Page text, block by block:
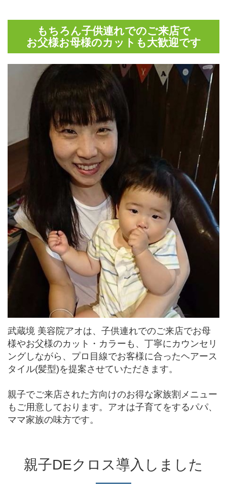
もちろん子供連れでのご来店で
お父様お母様のカットも大歓迎です
武蔵境 美容院アオは、子供連れでのご来店でお母
様やお父様のカット・カラーも、丁寧にカウンセリ
ングしながら、プロ目線でお客様に合ったヘアース
タイル(髪型)を提案させていただきます。
親子でご来店された方向けのお得な家族割メニュー
もご用意しております。アオは子育てをするパパ、
ママ家族の味方です。
親子DEクロス導入しました